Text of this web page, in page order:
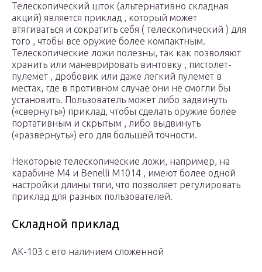
Телескопический шток (альтернативно складная
акций) является приклад , который может
втягиваться и сократить себя ( телескопический ) для
того , чтобы все оружие более компактным.
Телескопические ложи полезны, так как позволяют
хранить или маневрировать винтовку , пистолет-
пулемет , дробовик или даже легкий пулемет в
местах, где в противном случае они не смогли бы
установить. Пользователь может либо задвинуть
(«свернуть») приклад, чтобы сделать оружие более
портативным и скрытым , либо выдвинуть
(«развернуть») его для большей точности.
Некоторые телескопические ложи, например, на
карабине M4 и Benelli M1014 , имеют более одной
настройки длины тяги, что позволяет регулировать
приклад для разных пользователей.
Складной приклад
АК-103 с его наличием сложенной